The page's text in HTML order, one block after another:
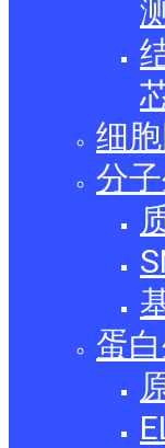
细
分
蛋